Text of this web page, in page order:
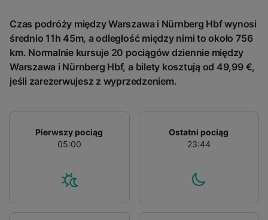
Czas podróży między Warszawa i Nürnberg Hbf wynosi
średnio 11h 45m, a odległość między nimi to około 756
km. Normalnie kursuje 20 pociągów dziennie między
Warszawa i Nürnberg Hbf, a bilety kosztują od 49,99 €,
jeśli zarezerwujesz z wyprzedzeniem.
Pierwszy pociąg
05:00
Ostatni pociąg
23:44